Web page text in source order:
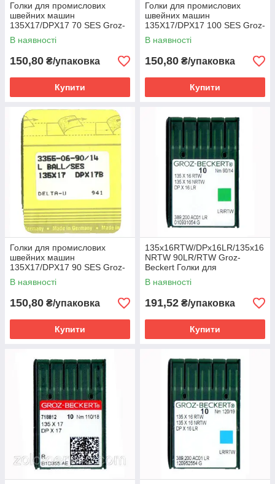
Голки для промислових
швейних машин
135X17/DPX17 70 SES Groz-
Beckert
В наявності
150,80 ₴/упаковка
Купити
Голки для промислових
швейних машин
135X17/DPX17 100 SES Groz-
Beckert
В наявності
150,80 ₴/упаковка
Купити
Голки для промислових
швейних машин
135X17/DPX17 90 SES Groz-
Beckert
В наявності
150,80 ₴/упаковка
Купити
135x16RTW/DPx16LR/135x16
NRTW 90LR/RTW Groz-
Beckert Голки для
промислових швейних
машин
В наявності
191,52 ₴/упаковка
Купити